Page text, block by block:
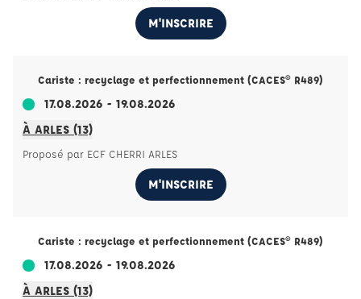
M'INSCRIRE
Cariste : recyclage et perfectionnement (CACES® R489)
17.08.2026 - 19.08.2026
À ARLES (13)
Proposé par ECF CHERRI ARLES
M'INSCRIRE
Cariste : recyclage et perfectionnement (CACES® R489)
17.08.2026 - 19.08.2026
À ARLES (13)